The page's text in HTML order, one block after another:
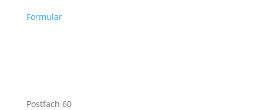
Formular
Postfach 60